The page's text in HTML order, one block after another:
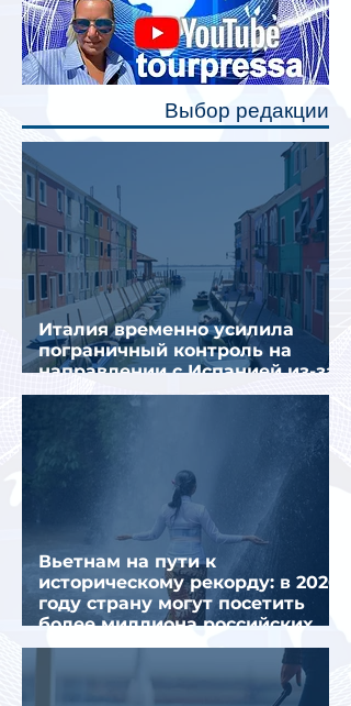
станут индивидуальные шторки у
каждого спального места. Они
позволят пассажирам закрыть свою
полку во время сна или отдыха,
Выбор редакции
Италия временно усилила
пограничный контроль на
направлении с Испанией из-за
миграционного кризиса
Вьетнам на пути к
историческому рекорду: в 2026
году страну могут посетить
более миллиона российских
туристов